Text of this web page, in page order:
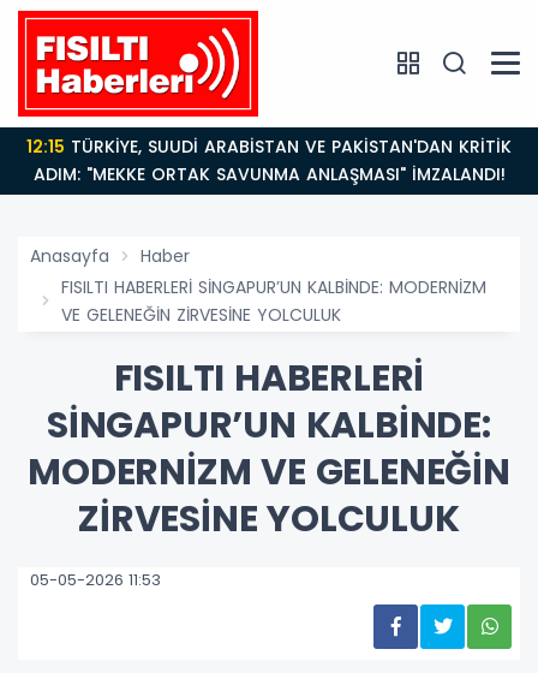
12:15
ADIM: "MEKKE ORTAK SAVUNMA ANLAŞMASI" İMZALANDI!
Anasayfa
Haber
FISILTI HABERLERİ SİNGAPUR’UN KALBİNDE: MODERNİZM
VE GELENEĞİN ZİRVESİNE YOLCULUK
FISILTI HABERLERİ
SİNGAPUR’UN KALBİNDE:
MODERNİZM VE GELENEĞİN
ZİRVESİNE YOLCULUK
05-05-2026 11:53